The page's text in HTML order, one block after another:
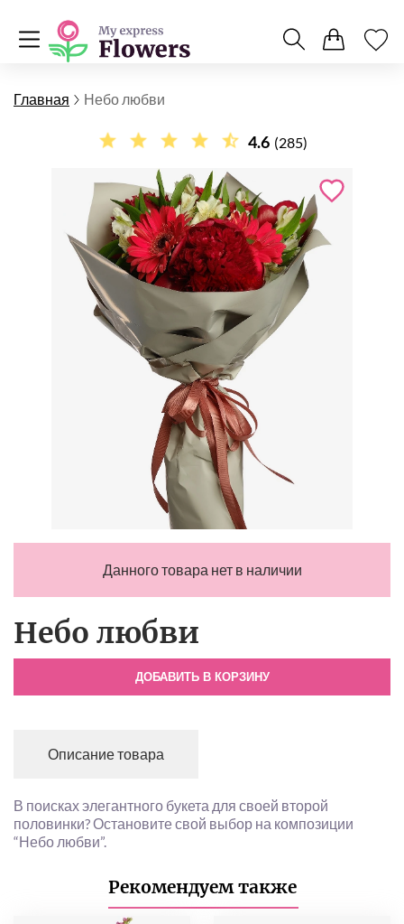
Главная Небо любви
4.6 (285)
Данного товара нет в наличии
Небо любви
ДОБАВИТЬ В КОРЗИНУ
Описание товара
В поисках элегантного букета для своей второй
половинки? Остановите свой выбор на композиции
“Небо любви”.
Рекомендуем также